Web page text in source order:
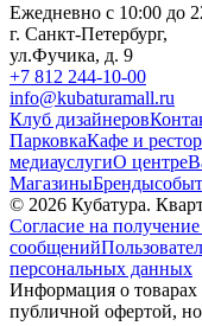
Ежедневно с 10:00 до
г. Санкт-Петербург,
ул.Фучика, д. 9
+7 812 244-10-00
info@kubaturamall.ru
Клуб дизайнеров
ПарковкаКафе и
медиауслугиО центре
МагазиныБренды
© 2026 Кубатура.
Согласие на
сообщений
персональных данных
Информация о товарах
публичной офертой,